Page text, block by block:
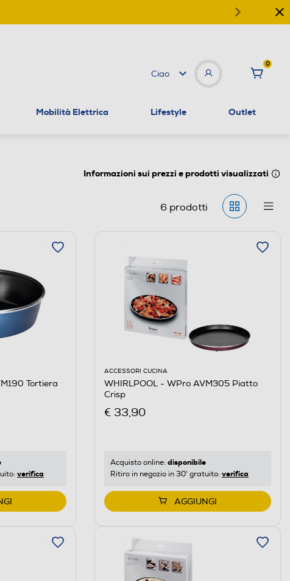
Ciao
0
Mobilità Elettrica Lifestyle Outlet
Informazioni sui prezzi e prodotti visualizzati
6prodotti
Tortiera
verifica
ACCESSORI CUCINA
WHIRLPOOL - WPro AVM305 Piatto
Crisp
€ 33,90
Acquisto online: disponibile
Ritiro in negozio in 30' gratuito: verifica
AGGIUNGI